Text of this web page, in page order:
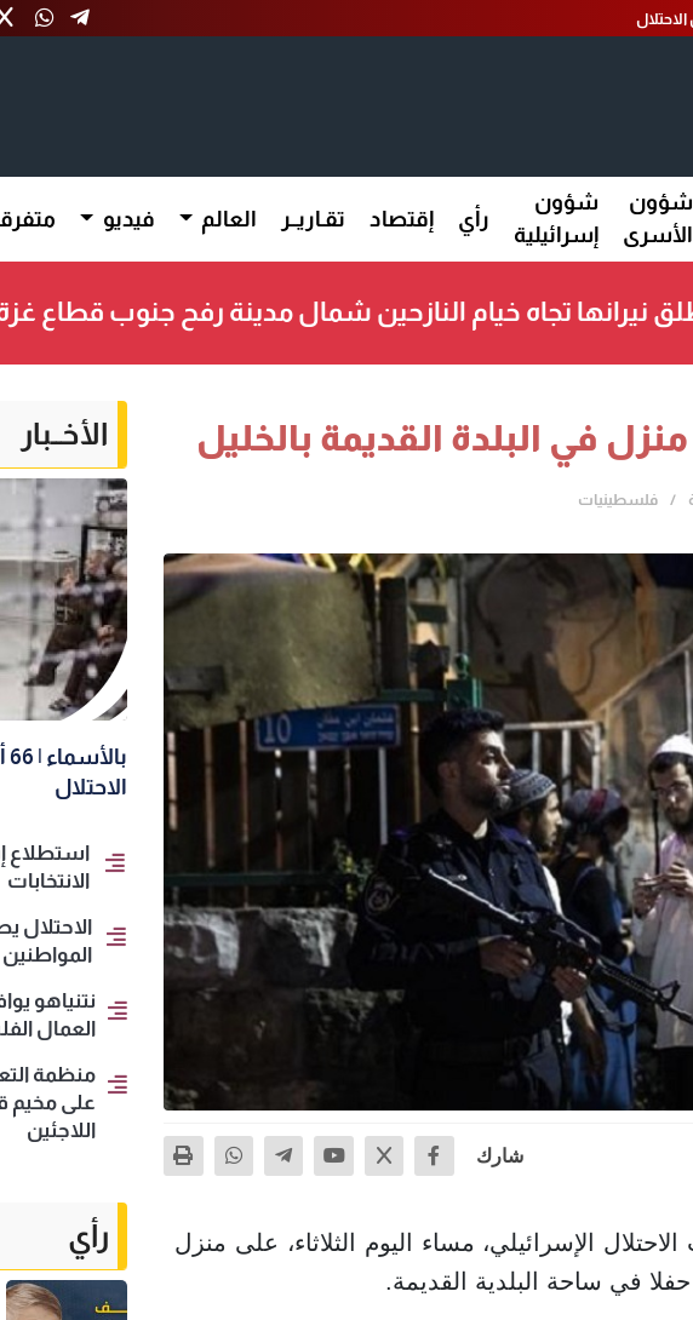
شؤون
الأسرى
شؤون
إسرائيلية
رأي إقتصاد تقـاريــر العالم فيديو
نيرانها تجاه خيام النازحين شمال مدينة رفح جنوب قطاع
في البلدة القديمة بالخليل
فلسطينيات
شارك
الإسرائيلي، مساء اليوم الثلاثاء، على منزل
حفلا في ساحة البلدية القديمة.
الأخــبار
الاحتلال
استطلاع
الانتخابات
العمال
منظمة
على مخيم
اللاجئين
رأي